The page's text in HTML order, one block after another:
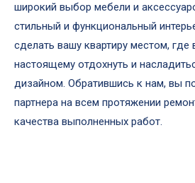
широкий выбор мебели и
стильный и функциональный
сделать вашу квартиру местом,
настоящему отдохнуть и
дизайном. Обратившись к нам, вы
партнера на всем протяжении
качества выполненных работ.